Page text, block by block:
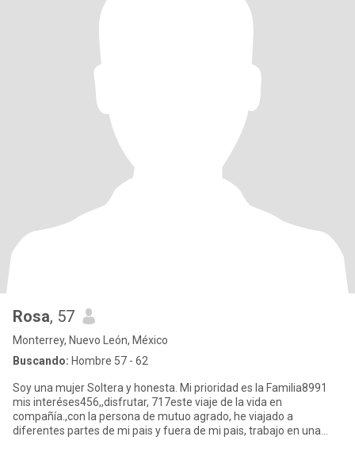
Rosa, 57
Monterrey, Nuevo León, México
Buscando: Hombre 57 - 62
Soy una mujer Soltera y honesta. Mi prioridad es la Familia8991
mis interéses456,,disfrutar, 717este viaje de la vida en
compañía.,con la persona de mutuo agrado, he viajado a
diferentes partes de mi pais y fuera de mi pais, trabajo en una